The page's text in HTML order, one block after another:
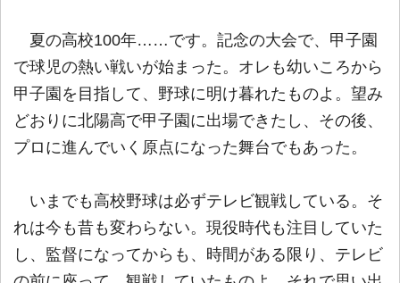
夏の高校100年……です。記念の大会で、甲子園
で球児の熱い戦いが始まった。オレも幼いころから
甲子園を目指して、野球に明け暮れたものよ。望み
どおりに北陽高で甲子園に出場できたし、その後、
プロに進んでいく原点になった舞台でもあった。
いまでも高校野球は必ずテレビ観戦している。そ
れは今も昔も変わらない。現役時代も注目していた
し、監督になってからも、時間がある限り、テレビ